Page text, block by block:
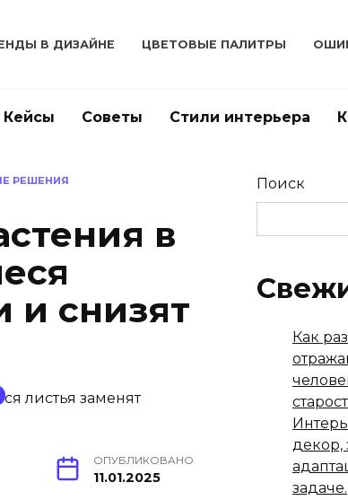
В ДИЗАЙНЕ ЦВЕТОВЫЕ ПАЛИТРЫ
Кейсы Советы Стили интерьера
РЕШЕНИЯ
в
и снизят
ОПУБЛИКОВАНО
11.01.2025
Поиск
Как
декор,
задаче.